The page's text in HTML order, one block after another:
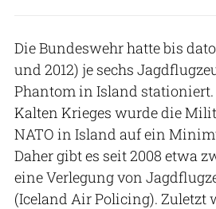
Die Bundeswehr hatte bis
und 2012) je sechs
Phantom in Island stationiert.
Kalten Krieges wurde die
NATO in Island auf ein
Daher gibt es seit 2008 etwa
eine Verlegung von
(Iceland Air Policing). Zuletzt